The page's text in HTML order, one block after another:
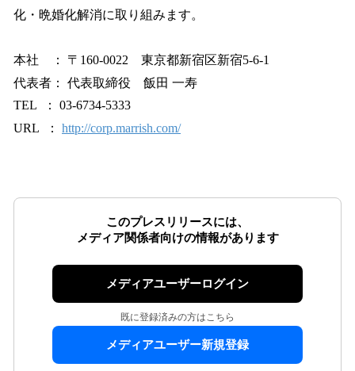
化・晩婚化解消に取り組みます。
本社 ： 〒160-0022 東京都新宿区新宿5-6-1
代表者： 代表取締役 飯田 一寿
TEL ： 03-6734-5333
URL ： http://corp.marrish.com/
このプレスリリースには、
メディア関係者向けの情報があります
メディアユーザーログイン
既に登録済みの方はこちら
メディアユーザー新規登録